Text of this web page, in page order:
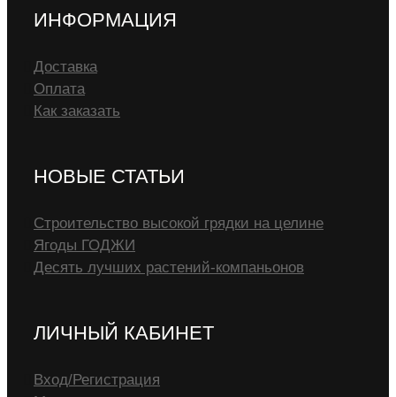
ИНФОРМАЦИЯ
Доставка
Оплата
Как заказать
НОВЫЕ СТАТЬИ
Строительство высокой грядки на целине
Ягоды ГОДЖИ
Десять лучших растений-компаньонов
ЛИЧНЫЙ КАБИНЕТ
Вход/Регистрация